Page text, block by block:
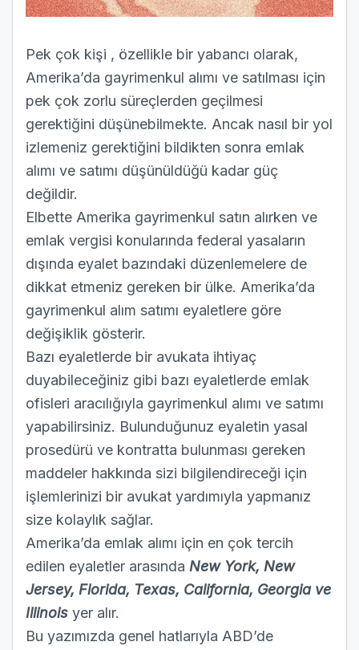
Pek çok kişi , özellikle bir yabancı olarak,
Amerika’da gayrimenkul alımı ve satılması için
pek çok zorlu süreçlerden geçilmesi
gerektiğini düşünebilmekte. Ancak nasıl bir yol
izlemeniz gerektiğini bildikten sonra emlak
alımı ve satımı düşünüldüğü kadar güç
değildir.
Elbette Amerika gayrimenkul satın alırken ve
emlak vergisi konularında federal yasaların
dışında eyalet bazındaki düzenlemelere de
dikkat etmeniz gereken bir ülke. Amerika’da
gayrimenkul alım satımı eyaletlere göre
değişiklik gösterir.
Bazı eyaletlerde bir avukata ihtiyaç
duyabileceğiniz gibi bazı eyaletlerde emlak
ofisleri aracılığıyla gayrimenkul alımı ve satımı
yapabilirsiniz. Bulunduğunuz eyaletin yasal
prosedürü ve kontratta bulunması gereken
maddeler hakkında sizi bilgilendireceği için
işlemlerinizi bir avukat yardımıyla yapmanız
size kolaylık sağlar.
Amerika’da emlak alımı için en çok tercih
edilen eyaletler arasında New York, New
Jersey, Florida, Texas, California, Georgia ve
Illinois yer alır.
Bu yazımızda genel hatlarıyla ABD’de